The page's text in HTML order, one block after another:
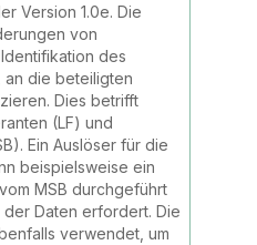
Version 1.0e. Die
von
des
an die beteiligten
Dies betrifft
(LF) und
Ein Auslöser für die
beispielsweise ein
MSB durchgeführt
Daten erfordert. Die
verwendet, um